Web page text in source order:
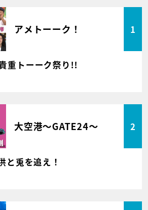
アメトーーク！ 1
重トーーク祭り!!
大空港～GATE24～ 2
と兎を追え！